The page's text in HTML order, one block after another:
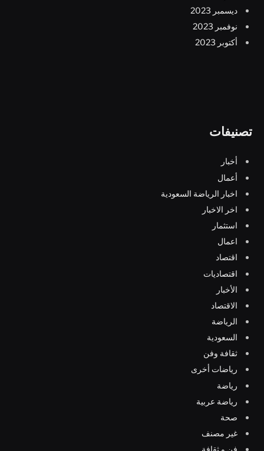
ديسمبر 2023
نوفمبر 2023
أكتوبر 2023
تصنيفات
أخبار
أعمال
اخبار الرياضة السعودية
اخر الاخبار
استثمار
اعمال
اقتصاد
اقتصاديات
الأخبار
الاقتصاد
الرياضة
السعودية
ثقافة وفن
رياضات أخرى
رياضة
رياضة عربية
صحة
غير مصنف